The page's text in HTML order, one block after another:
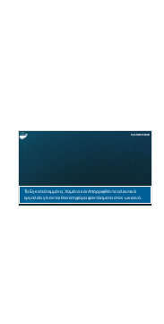
Τα Εγκαταλειμμένα, Χαμένα και Απορριφθέντα αλιευτικά
εργαλεία γίνονται θανατηφόρα φαντάσματα στον ωκεανό.